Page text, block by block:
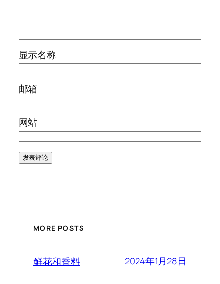
显示名称
邮箱
网站
MORE POSTS
鲜花和香料 2024年1月28日